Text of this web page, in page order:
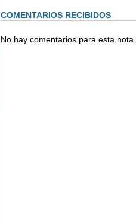
COMENTARIOS RECIBIDOS
No hay comentarios para esta nota.